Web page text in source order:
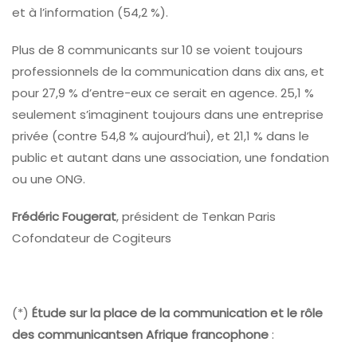
et à l’information (54,2 %).
Plus de 8 communicants sur 10 se voient toujours
professionnels de la communication dans dix ans, et
pour 27,9 % d’entre-eux ce serait en agence. 25,1 %
seulement s’imaginent toujours dans une entreprise
privée (contre 54,8 % aujourd’hui), et 21,1 % dans le
public et autant dans une association, une fondation
ou une ONG.
Frédéric Fougerat, président de Tenkan Paris
Cofondateur de Cogiteurs
(*) Étudesurlaplacedelacommunicationetlerôle
descommunicantsenAfrique francophone :